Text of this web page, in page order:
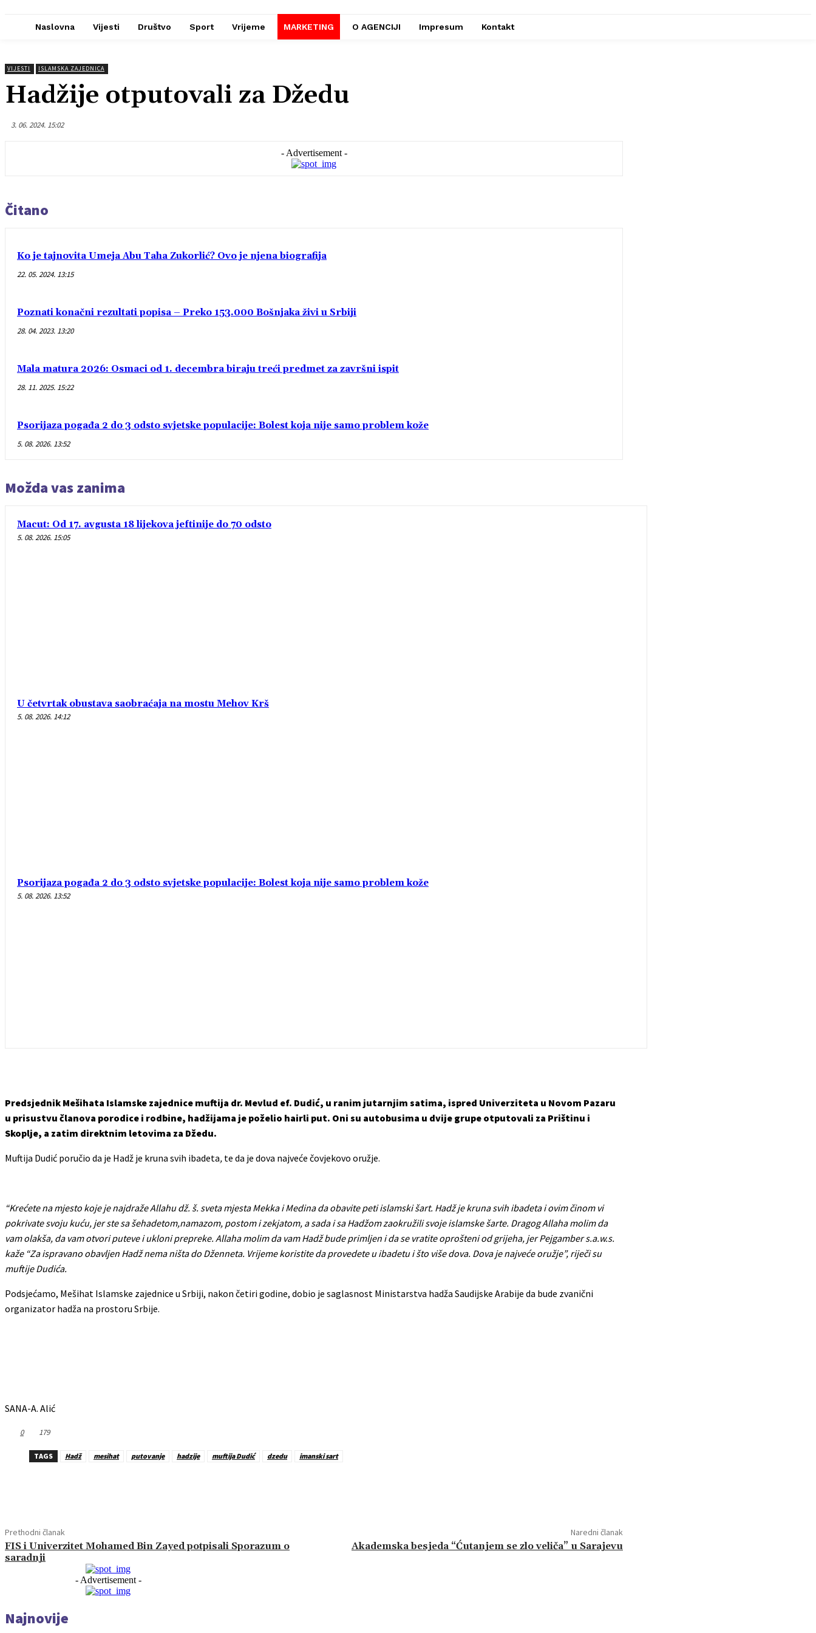
Naslovna Vijesti Društvo Sport Vrijeme MARKETING O AGENCIJI Impresum Kontakt
VIJESTI ISLAMSKA ZAJEDNICA
Hadžije otputovali za Džedu
3. 06. 2024. 15:02
- Advertisement -
Čitano
Ko je tajnovita Umeja Abu Taha Zukorlić? Ovo je njena biografija
22. 05. 2024. 13:15
Poznati konačni rezultati popisa – Preko 153.000 Bošnjaka živi u Srbiji
28. 04. 2023. 13:20
Mala matura 2026: Osmaci od 1. decembra biraju treći predmet za završni ispit
28. 11. 2025. 15:22
Psorijaza pogađa 2 do 3 odsto svjetske populacije: Bolest koja nije samo problem kože
5. 08. 2026. 13:52
Možda vas zanima
Macut: Od 17. avgusta 18 lijekova jeftinije do 70 odsto
5. 08. 2026. 15:05
U četvrtak obustava saobraćaja na mostu Mehov Krš
5. 08. 2026. 14:12
Psorijaza pogađa 2 do 3 odsto svjetske populacije: Bolest koja nije samo problem kože
5. 08. 2026. 13:52
Predsjednik Mešihata Islamske zajednice muftija dr. Mevlud ef. Dudić, u ranim jutarnjim satima, ispred Univerziteta u Novom Pazaru
u prisustvu članova porodice i rodbine, hadžijama je poželio hairli put. Oni su autobusima u dvije grupe otputovali za Prištinu i
Skoplje, a zatim direktnim letovima za Džedu.
Muftija Dudić poručio da je Hadž je kruna svih ibadeta, te da je dova najveće čovjekovo oružje.
“Krećete na mjesto koje je najdraže Allahu dž. š. sveta mjesta Mekka i Medina da obavite peti islamski šart. Hadž je kruna svih ibadeta i ovim činom vi
pokrivate svoju kuću, jer ste sa šehadetom,namazom, postom i zekjatom, a sada i sa Hadžom zaokružili svoje islamske šarte. Dragog Allaha molim da
vam olakša, da vam otvori puteve i ukloni prepreke. Allaha molim da vam Hadž bude primljen i da se vratite oprošteni od grijeha, jer Pejgamber s.a.w.s.
kaže “Za ispravano obavljen Hadž nema ništa do Dženneta. Vrijeme koristite da provedete u ibadetu i što više dova. Dova je najveće oružje”, riječi su
muftije Dudića.
Podsjećamo, Mešihat Islamske zajednice u Srbiji, nakon četiri godine, dobio je saglasnost Ministarstva hadža Saudijske Arabije da bude zvanični
organizator hadža na prostoru Srbije.
SANA-A. Alić
0 179
TAGS Hadž mesihat putovanje hadzije muftija Dudić dzedu imanski sart
Prethodni članak
FIS i Univerzitet Mohamed Bin Zayed potpisali Sporazum o
saradnji
Naredni članak
Akademska besjeda “Ćutanjem se zlo veliča” u Sarajevu
- Advertisement -
Najnovije